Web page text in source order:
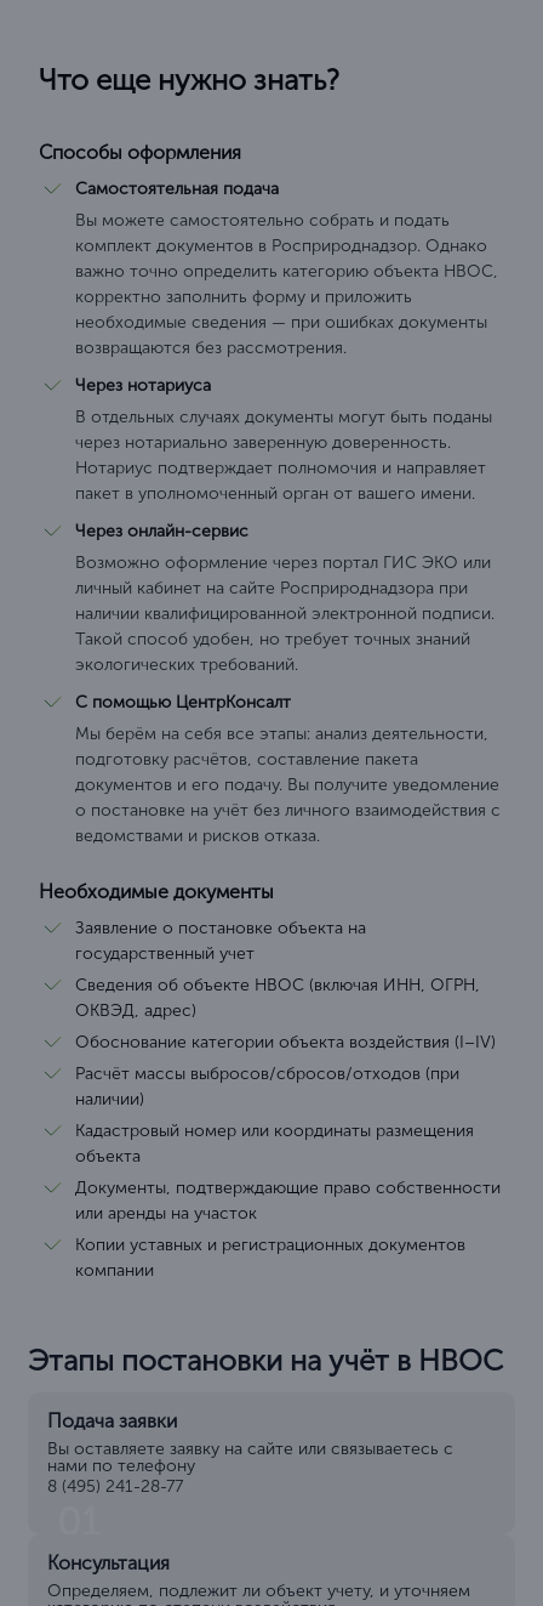
Что еще нужно знать?
Способы оформления
Самостоятельная подача
Вы можете самостоятельно собрать и подать
комплект документов в Росприроднадзор. Однако
важно точно определить категорию объекта НВОС,
корректно заполнить форму и приложить
необходимые сведения — при ошибках документы
возвращаются без рассмотрения.
Через нотариуса
В отдельных случаях документы могут быть поданы
через нотариально заверенную доверенность.
Нотариус подтверждает полномочия и направляет
пакет в уполномоченный орган от вашего имени.
Через онлайн-сервис
Возможно оформление через портал ГИС ЭКО или
личный кабинет на сайте Росприроднадзора при
наличии квалифицированной электронной подписи.
Такой способ удобен, но требует точных знаний
экологических требований.
С помощью ЦентрКонсалт
Мы берём на себя все этапы: анализ деятельности,
подготовку расчётов, составление пакета
документов и его подачу. Вы получите уведомление
о постановке на учёт без личного взаимодействия с
ведомствами и рисков отказа.
Необходимые документы
Заявление о постановке объекта на
государственный учет
Сведения об объекте НВОС (включая ИНН, ОГРН,
ОКВЭД, адрес)
Обоснование категории объекта воздействия (I–IV)
Расчёт массы выбросов/сбросов/отходов (при
наличии)
Кадастровый номер или координаты размещения
объекта
Документы, подтверждающие право собственности
или аренды на участок
Копии уставных и регистрационных документов
компании
Этапы постановки на учёт в НВОС
Подача заявки
Вы оставляете заявку на сайте или связываетесь с
нами по телефону
8 (495) 241-28-77
Консультация
Определяем, подлежит ли объект учету, и уточняем